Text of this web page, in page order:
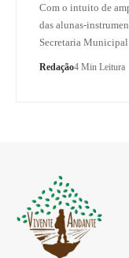
Com o intuito de
das alunas-
Secretaria
Redação4 Min Leitura